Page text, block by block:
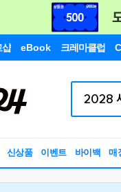
샵 eBook 크레마클럽
신상품 이벤트 바이백 매